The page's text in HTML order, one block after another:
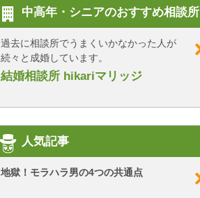
中高年・シニアのおすすめ相談所
過去に相談所でうまくいかなかった人が
続々と成婚しています。
結婚相談所 hikariマリッジ
人気記事
地獄！モラハラ男の4つの共通点